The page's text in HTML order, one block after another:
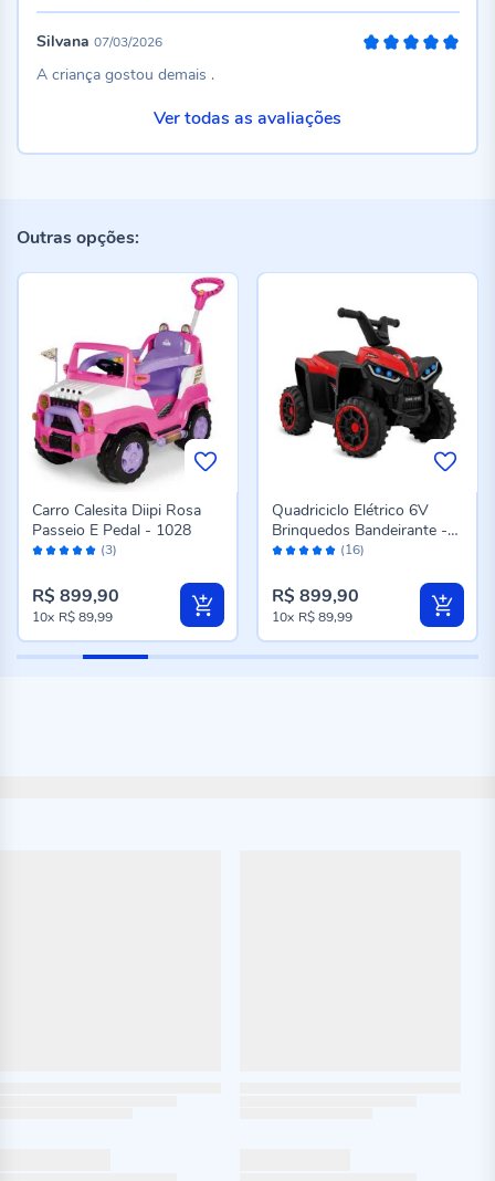
Silvana 07/03/2026
A criança gostou demais .
Ver todas as avaliações
Outras opções:
Avaliação: (3)
Carro Calesita Diipi Rosa
Passeio E Pedal - 1028
R$ 899,90
10x R$ 89,99
Avaliação: (16)
Quadriciclo Elétrico 6V
Brinquedos Bandeirante -
2668 - Vermelho
R$ 899,90
10x R$ 89,99